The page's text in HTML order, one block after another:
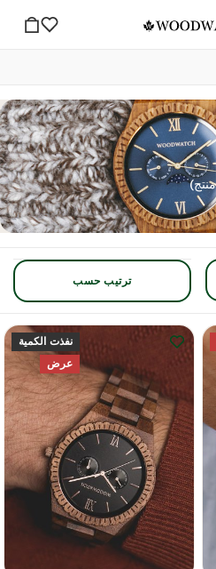
ترتيب حسب
نفذت الكمية
عرض